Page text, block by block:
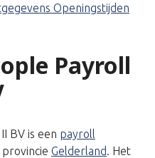
Openingstijden
Payroll
BV is een payroll
provincie Gelderland. Het